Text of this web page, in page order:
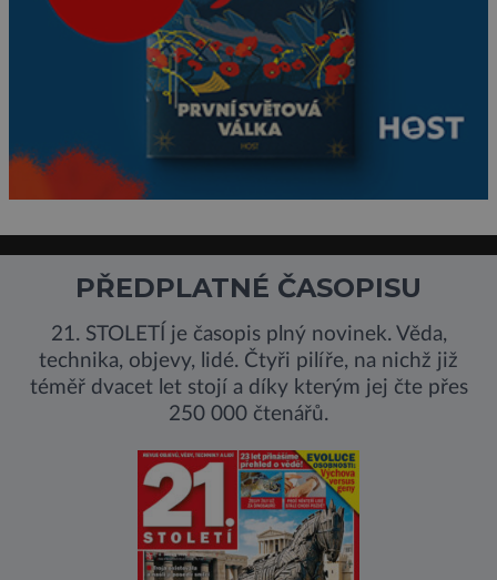
PŘEDPLATNÉ ČASOPISU
21. STOLETÍ je časopis plný novinek. Věda,
technika, objevy, lidé. Čtyři pilíře, na nichž již
téměř dvacet let stojí a díky kterým jej čte přes
250 000 čtenářů.